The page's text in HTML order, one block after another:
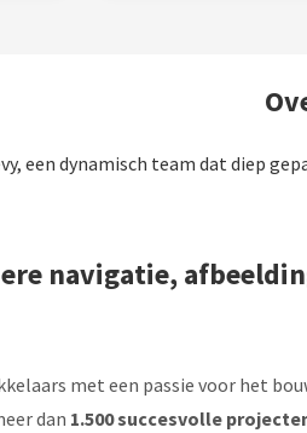
een dynamisch team dat diep
navigatie,
met een passie voor het
dan 1.500 succesvolle